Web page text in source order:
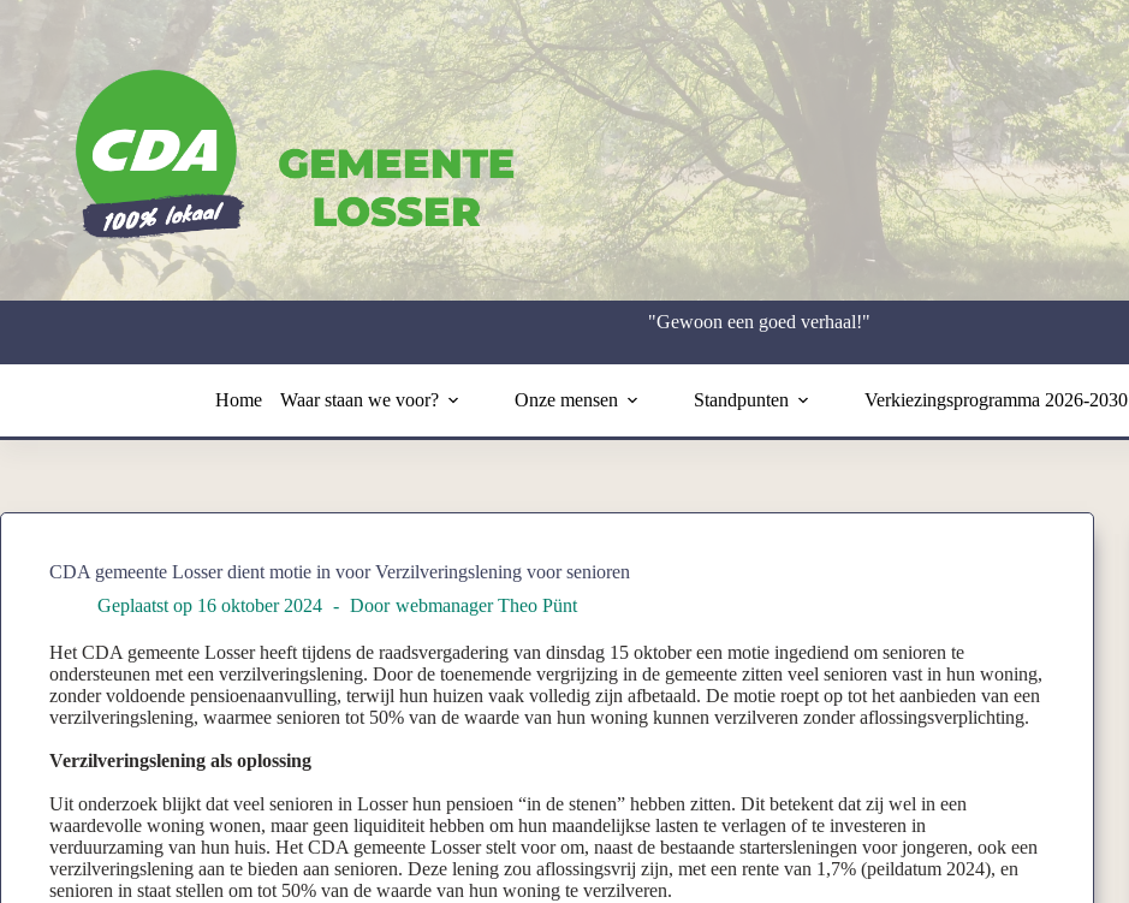
inhoud
"Gewoon een goed verhaal!"
Home Waar staan we voor? Onze mensen Standpunten Verkiezingsprogramma 2026-2030
CDA gemeente Losser dient motie in voor Verzilveringslening voor senioren
Geplaatst op 16 oktober 2024 Door webmanager Theo Pünt
Het CDA gemeente Losser heeft tijdens de raadsvergadering van dinsdag 15 oktober een motie ingediend om senioren te
ondersteunen met een verzilveringslening. Door de toenemende vergrijzing in de gemeente zitten veel senioren vast in hun woning,
zonder voldoende pensioenaanvulling, terwijl hun huizen vaak volledig zijn afbetaald. De motie roept op tot het aanbieden van een
verzilveringslening, waarmee senioren tot 50% van de waarde van hun woning kunnen verzilveren zonder aflossingsverplichting.
Verzilveringslening als oplossing
Uit onderzoek blijkt dat veel senioren in Losser hun pensioen “in de stenen” hebben zitten. Dit betekent dat zij wel in een
waardevolle woning wonen, maar geen liquiditeit hebben om hun maandelijkse lasten te verlagen of te investeren in
verduurzaming van hun huis. Het CDA gemeente Losser stelt voor om, naast de bestaande startersleningen voor jongeren, ook een
verzilveringslening aan te bieden aan senioren. Deze lening zou aflossingsvrij zijn, met een rente van 1,7% (peildatum 2024), en
senioren in staat stellen om tot 50% van de waarde van hun woning te verzilveren.